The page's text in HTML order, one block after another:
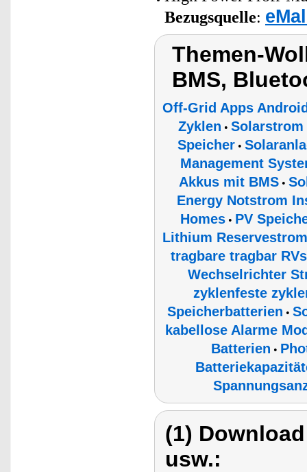
Bezugsquelle:
Themen-
BMS,
Off-Grid Apps
Zyklen • Solarstrom
Speicher•
Management
Akkus mit BMS •
Energy Notstrom
Homes• PV
Lithium Reservestrom
tragbare tragbar RVs
Wechselrichter
zyklenfeste
Speicherbatterien •
kabellose Alarme
Batterien •
(1)
usw.: